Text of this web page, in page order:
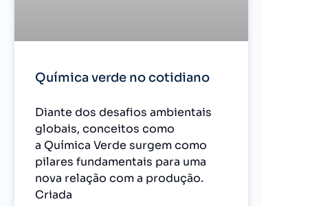
Química verde no cotidiano
Diante dos desafios ambientais
globais, conceitos como
a Química Verde surgem como
pilares fundamentais para uma
nova relação com a produção.
Criada